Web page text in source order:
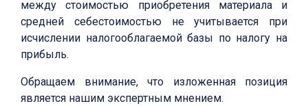
между стоимостью приобретения материала и
средней себестоимостью не учитывается при
исчислении налогооблагаемой базы по налогу на
прибыль.
Обращаем внимание, что изложенная позиция
является нашим экспертным мнением.